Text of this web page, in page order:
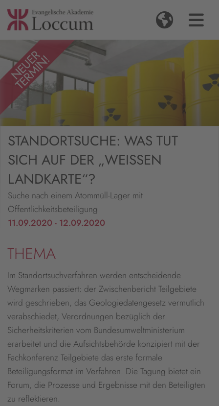
STANDORTSUCHE: WAS TUT
SICH AUF DER „WEISSEN L
ANDKARTE“?
Suche nach einem Atommüll-Lager mit
Öffentlichkeitsbeteiligung
11.09.2020 - 12.09.2020
THEMA
Im Standortsuchverfahren werden entscheidende
Wegmarken passiert: der Zwischenbericht Teilgebiete
wird geschrieben, das Geologiedatengesetz vermutlich
verabschiedet, Verordnungen bezüglich der
Sicherheitskriterien vom Bundesumweltministerium
erarbeitet und die Aufsichtsbehörde konzipiert mit der
Fachkonferenz Teilgebiete das erste formale
Beteiligungsformat im Verfahren. Die Tagung bietet ein
Forum, die Prozesse und Ergebnisse mit den Beteiligten
zu reflektieren.